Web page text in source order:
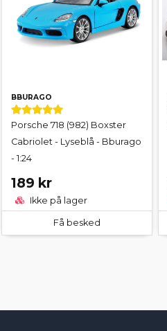
BBURAGO
Porsche 718 (982) Boxster
Cabriolet - Lyseblå - Bburago
- 1:24
189 kr
Ikke på lager
Få besked